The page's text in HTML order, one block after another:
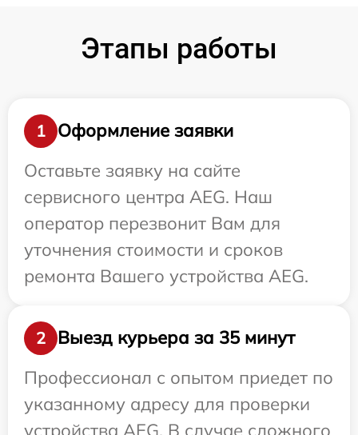
Этапы работы
1
Оформление заявки
Оставьте заявку на сайте
сервисного центра AEG. Наш
оператор перезвонит Вам для
уточнения стоимости и сроков
ремонта Вашего устройства AEG.
2
Выезд курьера за 35 минут
Профессионал с опытом приедет по
указанному адресу для проверки
устройства AEG. В случае сложного